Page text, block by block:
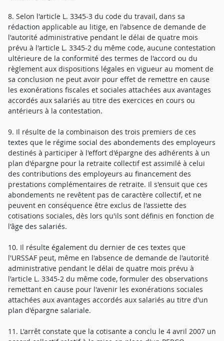
8. Selon l'article L. 3345-3 du code du travail, dans sa
rédaction applicable au litige, en l'absence de demande de
l'autorité administrative pendant le délai de quatre mois
prévu à l'article L. 3345-2 du même code, aucune contestation
ultérieure de la conformité des termes de l'accord ou du
règlement aux dispositions légales en vigueur au moment de
sa conclusion ne peut avoir pour effet de remettre en cause
les exonérations fiscales et sociales attachées aux avantages
accordés aux salariés au titre des exercices en cours ou
antérieurs à la contestation.
9. Il résulte de la combinaison des trois premiers de ces
textes que le régime social des abondements des employeurs
destinés à participer à l'effort d'épargne des adhérents à un
plan d'épargne pour la retraite collectif est assimilé à celui
des contributions des employeurs au financement des
prestations complémentaires de retraite. Il s'ensuit que ces
abondements ne revêtent pas de caractère collectif, et ne
peuvent en conséquence être exclus de l'assiette des
cotisations sociales, dès lors qu'ils sont définis en fonction de
l'âge des salariés.
10. Il résulte également du dernier de ces textes que
l'URSSAF peut, même en l'absence de demande de l'autorité
administrative pendant le délai de quatre mois prévu à
l'article L. 3345-2 du même code, formuler des observations
remettant en cause pour l'avenir les exonérations sociales
attachées aux avantages accordés aux salariés au titre d'un
plan d'épargne salariale.
11. L'arrêt constate que la cotisante a conclu le 4 avril 2007 un